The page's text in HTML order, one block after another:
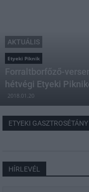
AKTUÁLIS
Etyeki Piknik
Forraltborfőző-
hétvégi Etyeki
2018.01.20
ETYEKI GASZTROSÉTÁNY
HÍRLEVÉL